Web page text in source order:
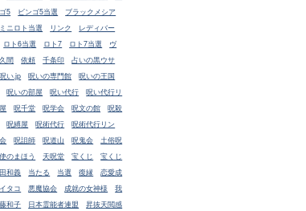
5 ビンゴ5当選
ブラックメシア
ミニロト当選 リンク
レディバー
ロト6当選 ロト7 ロト7当選
ヴ
間 依頼 千条印
占いの黒ウサ
呪い.jp 呪いの専門館
呪いの王国
呪いの部屋 呪い代行
呪い代行リ
呪千堂 呪学会 呪文の館
呪殺
呪縛屋 呪術代行
呪術代行リン
呪詛師 呪道山 呪鬼会
土俗呪
のまほう 天呪堂 宝くじ
宝くじ
和義 当たる 当選 復縁
恋愛成
タコ 悪魔協会 成就の女神様
我
和子 日本霊能者連盟
昇抜天閲感